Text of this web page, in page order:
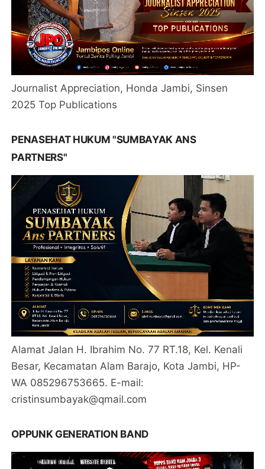
Journalist Appreciation, Honda Jambi, Sinsen
2025 Top Publications
PENASEHAT HUKUM "SUMBAYAK ANS
PARTNERS"
Alamat Jalan H. Ibrahim No. 77 RT.18, Kel. Kenali
Besar, Kecamatan Alam Barajo, Kota Jambi, HP-
WA 085296753665. E-mail:
cristinsumbayak@qmail.com
OPPUNK GENERATION BAND